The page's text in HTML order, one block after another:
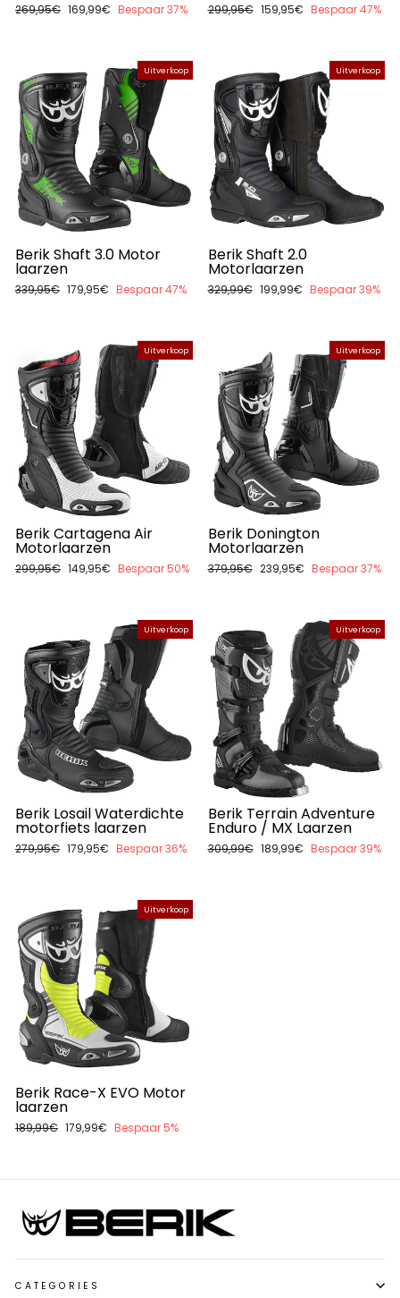
Normale
269,95€ Aanbiedingsprijs
169,99€ Bespaar 37%
Normale
299,95€ Aanbiedingsprijs
159,95€ Bespaar 47%
Uitverkoop
Berik Shaft 3.0 Motor
laarzen
Normale
339,95€ Aanbiedingsprijs
179,95€ Bespaar 47%
Uitverkoop
Berik Shaft 2.0
Motorlaarzen
Normale
329,99€ Aanbiedingsprijs
199,99€ Bespaar 39%
Uitverkoop
Berik Cartagena Air
Motorlaarzen
Normale
299,95€ Aanbiedingsprijs
149,95€ Bespaar 50%
Uitverkoop
Berik Donington
Motorlaarzen
Normale
379,95€ Aanbiedingsprijs
239,95€ Bespaar 37%
Uitverkoop
Berik Losail Waterdichte
motorfiets laarzen
Normale
279,95€ Aanbiedingsprijs
179,95€ Bespaar 36%
Uitverkoop
Berik Terrain Adventure
Enduro / MX Laarzen
Normale
309,99€ Aanbiedingsprijs
189,99€ Bespaar 39%
Uitverkoop
Berik Race-X EVO Motor
laarzen
Normale
189,99€ Aanbiedingsprijs
179,99€ Bespaar 5%
CATEGORIES